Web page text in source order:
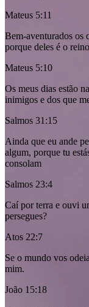
Mateus 5:11
Bem-aventurados os
porque deles é o
Mateus 5:10
Os meus dias estão
inimigos e dos que
Salmos 31:15
Ainda que eu ande
algum, porque tu
consolam
Salmos 23:4
Caí por terra e ouvi
persegues?
Atos 22:7
Se o mundo vos
mim.
João 15:18